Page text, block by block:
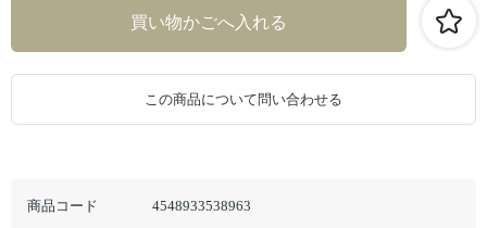
商品コード 4548933538963
この商品について問い合わせる